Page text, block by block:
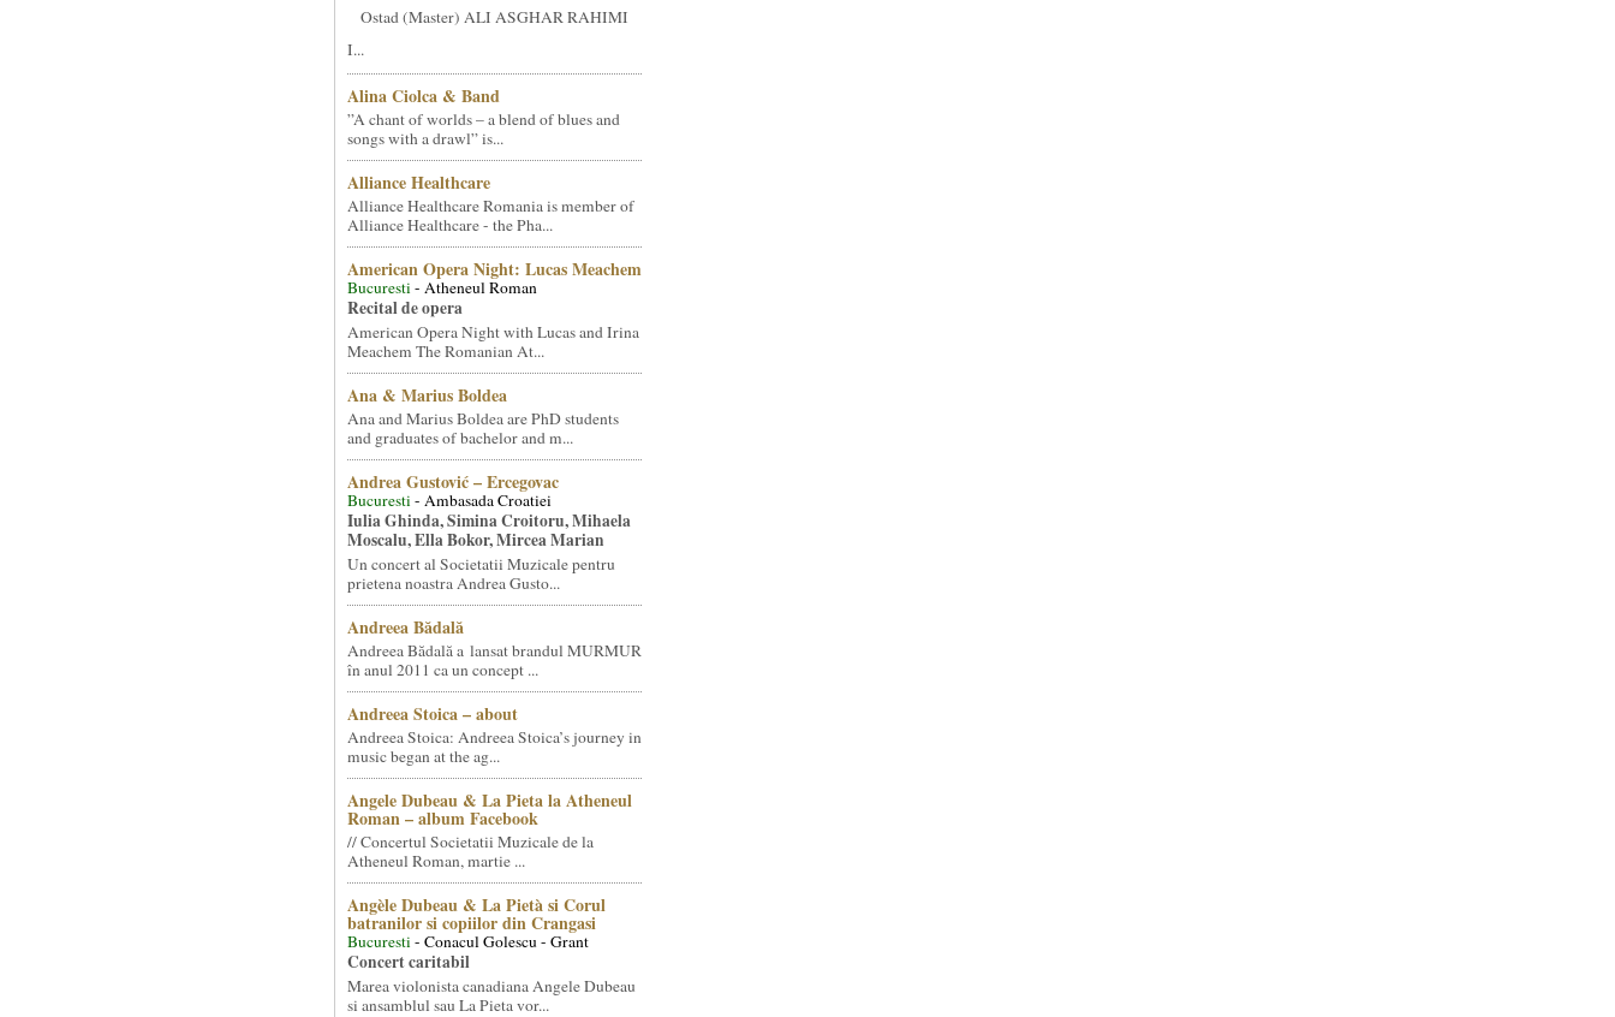
Ostad (Master) ALI ASGHAR RAHIMI
I...
Alina Ciolca & Band
”A chant of worlds – a blend of blues and
songs with a drawl” is...
Alliance Healthcare
Alliance Healthcare Romania is member of
Alliance Healthcare - the Pha...
American Opera Night: Lucas Meachem
Bucuresti- Atheneul Roman
Recital de opera
American Opera Night with Lucas and Irina
Meachem The Romanian At...
Ana & Marius Boldea
Ana and Marius Boldea are PhD students
and graduates of bachelor and m...
Andrea Gustović – Ercegovac
Bucuresti- Ambasada Croatiei
Iulia Ghinda, Simina Croitoru, Mihaela
Moscalu, Ella Bokor, Mircea Marian
Un concert al Societatii Muzicale pentru
prietena noastra Andrea Gusto...
Andreea Bădală
Andreea Bădală a lansat brandul MURMUR
în anul 2011 ca un concept ...
Andreea Stoica – about
Andreea Stoica: Andreea Stoica’s journey in
music began at the ag...
Angele Dubeau & La Pieta la Atheneul
Roman – album Facebook
// Concertul Societatii Muzicale de la
Atheneul Roman, martie ...
Angèle Dubeau & La Pietà si Corul
batranilor si copiilor din Crangasi
Bucuresti- Conacul Golescu - Grant
Concert caritabil
Marea violonista canadiana Angele Dubeau
si ansamblul sau La Pieta vor...